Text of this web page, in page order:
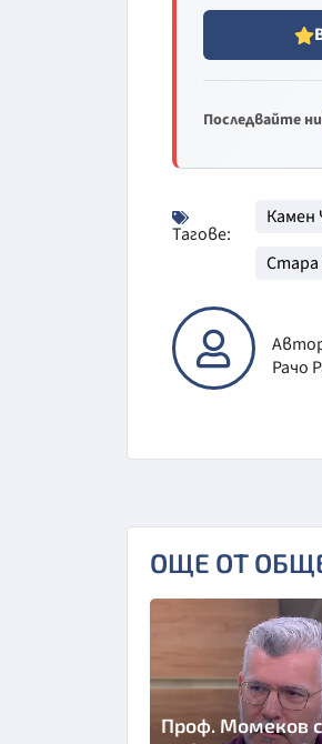
Последвайте
Тагове:
Камен
Стара
Рачо
ОЩЕ ОТ
Проф. Момеков с